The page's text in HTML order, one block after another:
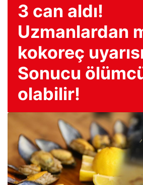
3 can aldı!
Uzmanlardan
kokoreç
Sonucu
olabilir!